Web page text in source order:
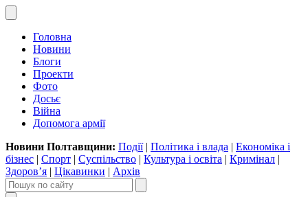
Головна
Новини
Блоги
Проекти
Фото
Досьє
Війна
Допомога армії
Новини Полтавщини: Події| Політика і влада | Економіка і
бізнес | Спорт | Суспільство | Культура і освіта | Кримінал |
Здоров’я | Цікавинки | Архів